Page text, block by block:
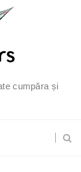
cumpăra și